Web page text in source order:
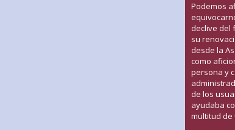
Podemos
declive del
su
desde la
como
persona y
de los
ayudaba
multitud de